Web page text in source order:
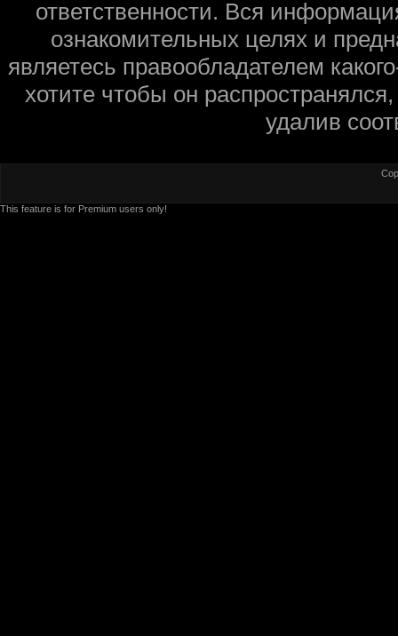
ответственности. Вся
ознакомительных целях и
являетесь правообладателем
хотите чтобы он
удалив
This feature is for Premium users only!